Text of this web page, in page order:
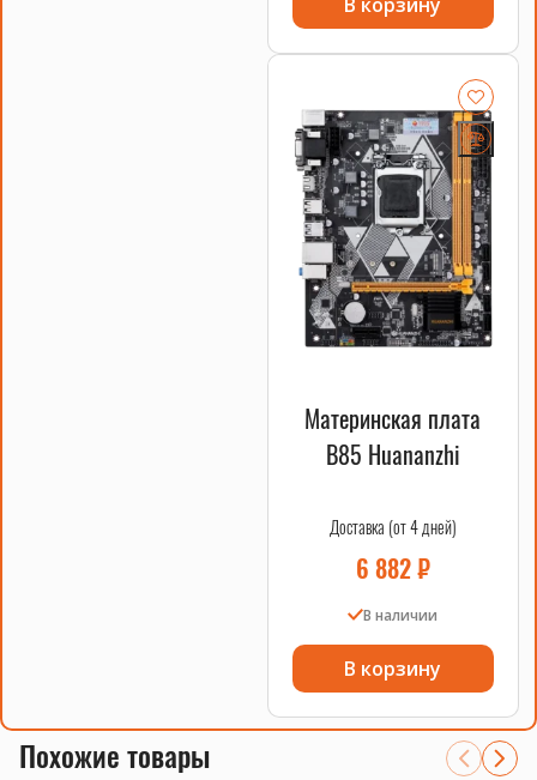
Материнская плата
B85 Huananzhi
Доставка (от 4 дней)
6 882₽
В наличии
В корзину
Похожие товары